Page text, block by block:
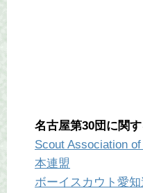
名古屋第30団に関
Scout Association
本連盟
ボーイスカウト愛知